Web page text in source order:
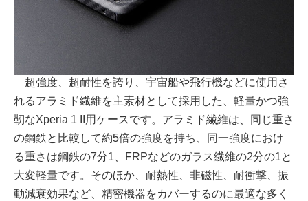
超強度、超耐性を誇り、宇宙船や飛行機などに使用さ
れるアラミド繊維を主素材として採用した、軽量かつ強
靭なXperia 1 II用ケースです。アラミド繊維は、同じ重さ
の鋼鉄と比較して約5倍の強度を持ち、同一強度におけ
る重さは鋼鉄の7分1、FRPなどのガラス繊維の2分の1と
大変軽量です。そのほか、耐熱性、非磁性、耐衝撃、振
動減衰効果など、精密機器をカバーするのに最適な多く